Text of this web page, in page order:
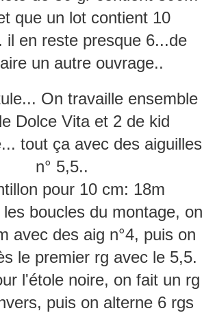
que un lot contient 10
il en reste presque 6...de
un autre ouvrage..
On travaille ensemble
Dolce Vita et 2 de kid
tout ça avec des aiguilles
n° 5,5..
pour 10 cm: 18m
boucles du montage, on
avec des aig n°4, puis on
le premier rg avec le 5,5.
l'étole noire, on fait un rg
puis on alterne 6 rgs